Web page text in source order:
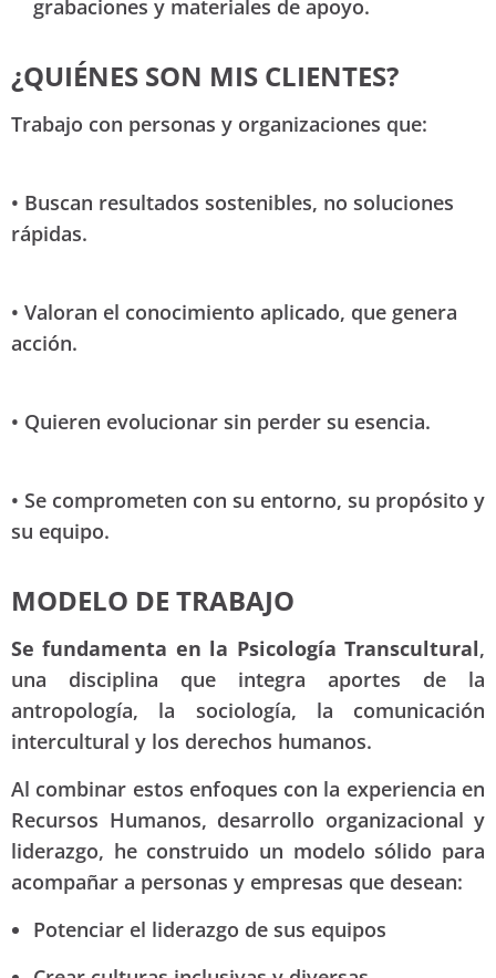
grabaciones y materiales de apoyo.
¿QUIÉNES SON MIS CLIENTES?
Trabajo con personas y organizaciones que:
• Buscan resultados sostenibles, no soluciones
rápidas.
• Valoran el conocimiento aplicado, que genera
acción.
• Quieren evolucionar sin perder su esencia.
• Se comprometen con su entorno, su propósito y
su equipo.
MODELO DE TRABAJO
Se fundamenta en la Psicología Transcultural,
una disciplina que integra aportes de la
antropología, la sociología, la comunicación
intercultural y los derechos humanos.
Al combinar estos enfoques con la experiencia en
Recursos Humanos, desarrollo organizacional y
liderazgo, he construido un modelo sólido para
acompañar a personas y empresas que desean:
Potenciar el liderazgo de sus equipos